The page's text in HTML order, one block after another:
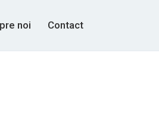
noi Contact